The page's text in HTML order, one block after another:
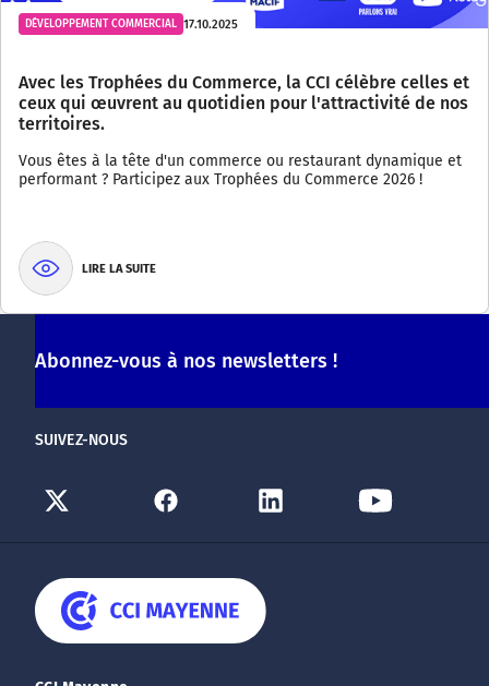
DÉVELOPPEMENT COMMERCIAL 17.10.2025
Avec les Trophées du Commerce, la CCI célèbre celles et
ceux qui œuvrent au quotidien pour l'attractivité de nos
territoires.
Vous êtes à la tête d'un commerce ou restaurant dynamique et
performant ? Participez aux Trophées du Commerce 2026 !
LIRE LA SUITE
Abonnez-vous à nos newsletters !
SUIVEZ-NOUS